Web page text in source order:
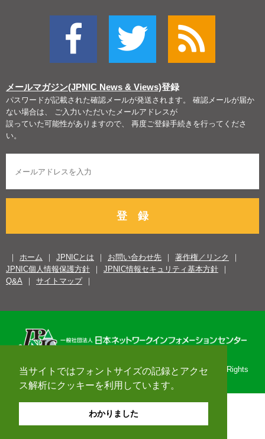
当サイトではフォントサイズの記録とアクセ
ス解析にクッキーを利用しています。
わかりました
メールマガジン(JPNIC News & Views)登録
パスワードが記載された確認メールが発送されます。 確認メールが届か
ない場合は、 ご入力いただいたメールアドレスが
誤っていた可能性がありますので、 再度ご登録手続きを行ってくださ
い。
登 録
ホーム JPNICとは お問い合わせ先
著作権／リンク
JPNIC個人情報保護方針
JPNIC情報セキュリティ基本方針
Q&A
サイトマップ
Copyright© 1996-2026 Japan Network Information Center. All Rights
Reserved.